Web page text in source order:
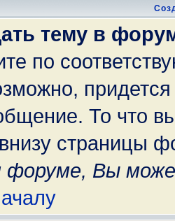
тему в
по
придется
То что
страницы
Вы